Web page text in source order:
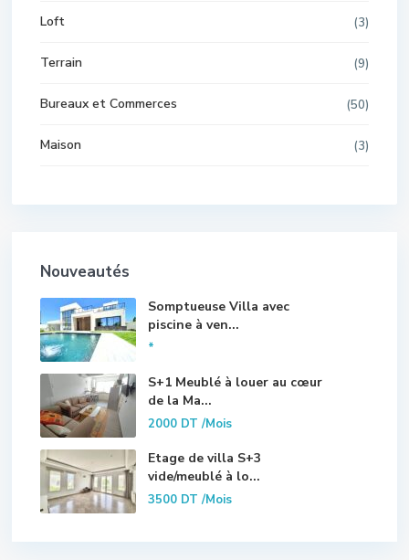
Loft (3)
Terrain (9)
Bureaux et Commerces (50)
Maison (3)
Nouveautés
Somptueuse Villa avec
piscine à ven...
*
S+1 Meublé à louer au cœur
de la Ma...
2000 DT/Mois
Etage de villa S+3
vide/meublé à lo...
3500 DT/Mois